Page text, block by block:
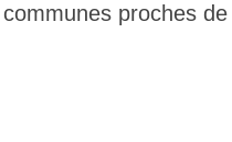
proches